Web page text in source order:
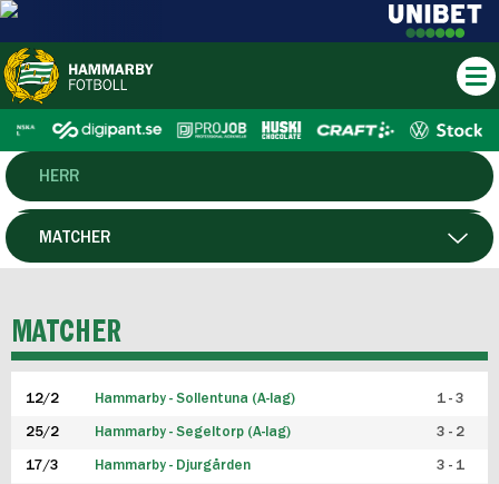
HERR
DAM
P19
F19
FUTSAL HERR
MATCHER
MATCHER
12/2 Hammarby - Sollentuna (A-lag) 1 - 3
25/2 Hammarby - Segeltorp (A-lag) 3 - 2
17/3 Hammarby - Djurgården 3 - 1